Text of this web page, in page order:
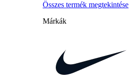
Összes termék megtekintése
Márkák